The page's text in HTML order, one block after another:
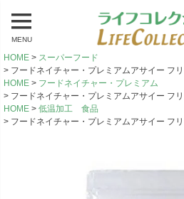
MENU
HOME
スーパーフード
フードネイチャー・プレミアムアサイー フ
HOME
フードネイチャー・プレミアム
フードネイチャー・プレミアムアサイー フ
HOME
低温加工 食品
フードネイチャー・プレミアムアサイー フ